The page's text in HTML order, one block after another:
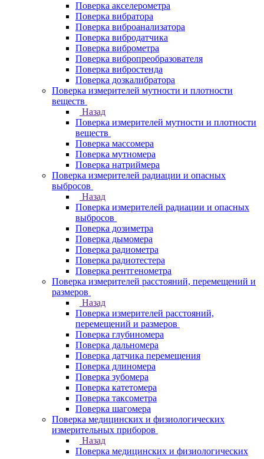
Поверка акселерометра
Поверка вибратора
Поверка виброанализатора
Поверка вибродатчика
Поверка виброметра
Поверка вибропреобразователя
Поверка вибростенда
Поверка дозкалибратора
Поверка измерителей мутности и плотности
веществ
Назад
Поверка измерителей мутности и плотности
веществ
Поверка массомера
Поверка мутномера
Поверка натриймера
Поверка измерителей радиации и опасных
выбросов
Назад
Поверка измерителей радиации и опасных
выбросов
Поверка дозиметра
Поверка дымомера
Поверка радиометра
Поверка радиотестера
Поверка рентгенометра
Поверка измерителей расстояний, перемещений и
размеров
Назад
Поверка измерителей расстояний,
перемещений и размеров
Поверка глубиномера
Поверка дальномера
Поверка датчика перемещения
Поверка длиномера
Поверка зубомера
Поверка катетомера
Поверка таксометра
Поверка шагомера
Поверка медицинских и физиологических
измерительных приборов
Назад
Поверка медицинских и физиологических